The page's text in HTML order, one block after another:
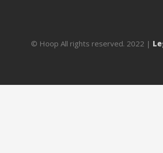
© Hoop All rights reserved. 2022 |